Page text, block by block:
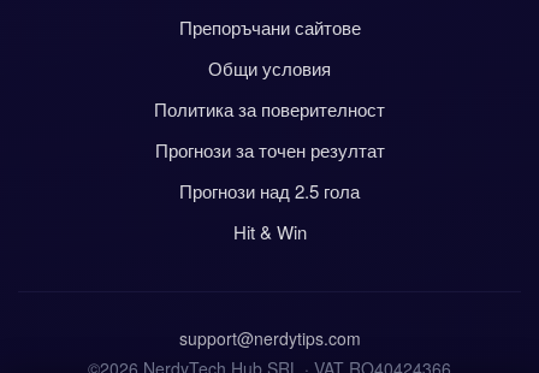
Препоръчани сайтове
Общи условия
Политика за поверителност
Прогнози за точен резултат
Прогнози над 2.5 гола
Hit & Win
support@nerdytips.com
©2026 NerdyTech Hub SRL · VAT RO40424366